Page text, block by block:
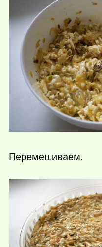
Перемешиваем.